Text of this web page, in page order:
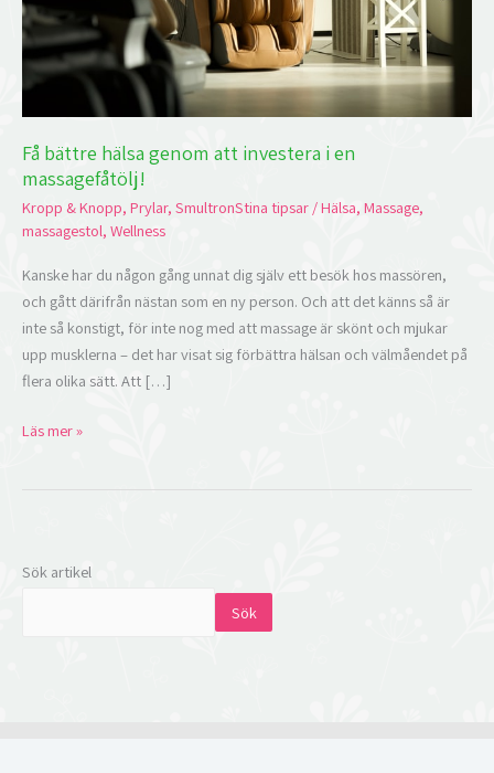
Få bättre hälsa genom att investera i en
massagefåtölj!
Kropp & Knopp, Prylar, SmultronStina tipsar /Hälsa, Massage,
massagestol, Wellness
Kanske har du någon gång unnat dig själv ett besök hos massören,
och gått därifrån nästan som en ny person. Och att det känns så är
inte så konstigt, för inte nog med att massage är skönt och mjukar
upp musklerna – det har visat sig förbättra hälsan och välmåendet på
flera olika sätt. Att […]
en
massagefåtölj!
Läs mer »
Sök artikel
Sök